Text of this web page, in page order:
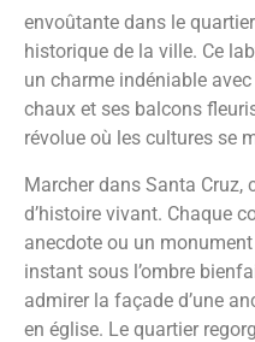
envoûtante dans le
historique de la ville. Ce
un charme indéniable
chaux et ses balcons
révolue où les cultures se
Marcher dans Santa Cruz,
d’histoire vivant. Chaque
anecdote ou un
instant sous l’ombre
admirer la façade d’une
en église. Le quartier